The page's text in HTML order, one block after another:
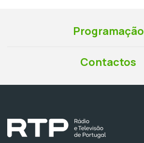
Programação
Contactos